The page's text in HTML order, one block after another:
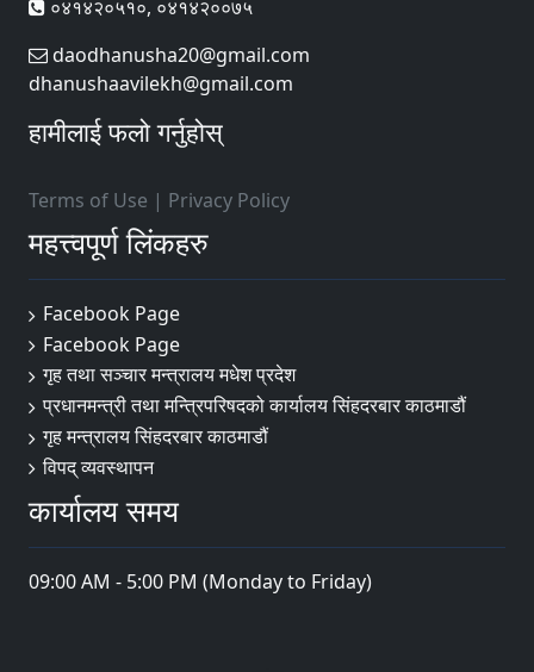
०४१४२०५१०, ०४१४२००७५
daodhanusha20@gmail.com
dhanushaavilekh@gmail.com
हामीलाई फलो गर्नुहोस्
Terms of Use | Privacy Policy
महत्त्वपूर्ण लिंकहरु
Facebook Page
Facebook Page
गृह तथा सञ्चार मन्त्रालय मधेश प्रदेश
प्रधानमन्त्री तथा मन्त्रिपरिषदको कार्यालय सिंहदरबार काठमाडौं
गृह मन्त्रालय सिंहदरबार काठमाडौं
विपद् व्यवस्थापन
कार्यालय समय
09:00 AM - 5:00 PM (Monday to Friday)